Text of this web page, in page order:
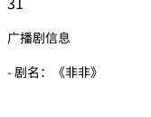
广播剧信息
- 剧名：《非非》